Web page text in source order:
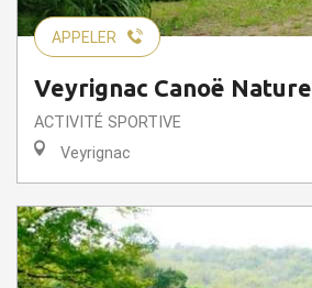
APPELER
Veyrignac Canoë Nature
ACTIVITÉ SPORTIVE
Veyrignac